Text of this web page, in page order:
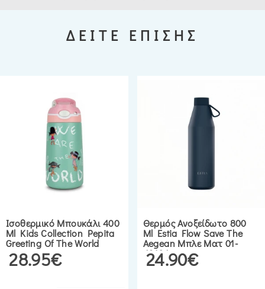
ΔΕΙΤΕ ΕΠΙΣΗΣ
Ισοθερμικό Μπουκάλι 400
Ml Kids Collection Pepita
Greeting Of The World
28.95€
Θερμός Ανοξείδωτο 800
Ml Estia Flow Save The
Aegean Μπλε Ματ 01-
43124
24.90€